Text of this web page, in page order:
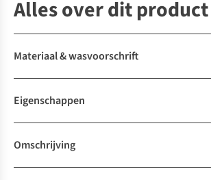
Alles over dit product
Materiaal & wasvoorschrift
Eigenschappen
Omschrijving